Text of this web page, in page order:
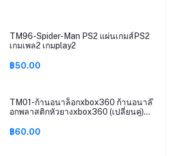
TM96-Spider-Man PS2 แผ่นเกมส์PS2
เกมเพล2 เกมplay2
฿50.00
TM01-ก้านอนาล็อกxbox360 ก้านอนาล๊
อกพลาสติกหัวยางxbox360 (เปลี่ยนคู่)
Xbox360
฿60.00